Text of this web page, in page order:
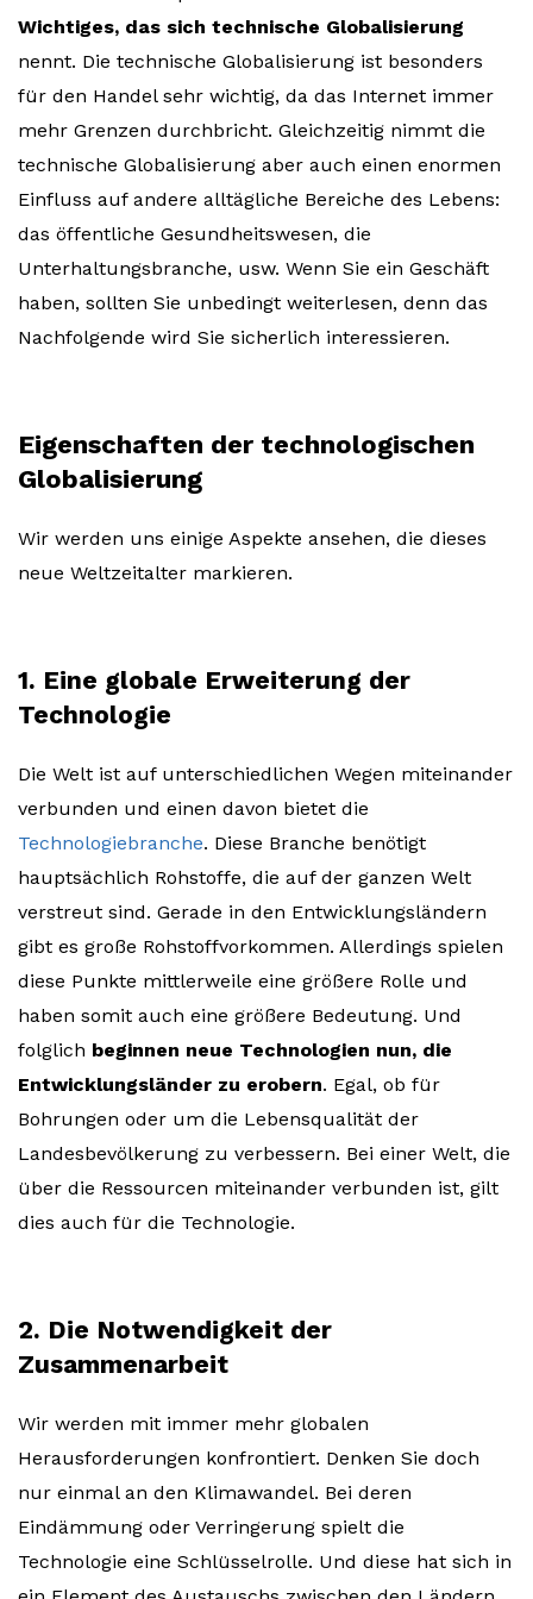
Wichtiges, das sich technische Globalisierung
nennt. Die technische Globalisierung ist besonders
für den Handel sehr wichtig, da das Internet immer
mehr Grenzen durchbricht. Gleichzeitig nimmt die
technische Globalisierung aber auch einen enormen
Einfluss auf andere alltägliche Bereiche des Lebens:
das öffentliche Gesundheitswesen, die
Unterhaltungsbranche, usw. Wenn Sie ein Geschäft
haben, sollten Sie unbedingt weiterlesen, denn das
Nachfolgende wird Sie sicherlich interessieren.
Eigenschaften der technologischen
Globalisierung
Wir werden uns einige Aspekte ansehen, die dieses
neue Weltzeitalter markieren.
1. Eine globale Erweiterung der
Technologie
Die Welt ist auf unterschiedlichen Wegen miteinander
verbunden und einen davon bietet die
Technologiebranche. Diese Branche benötigt
hauptsächlich Rohstoffe, die auf der ganzen Welt
verstreut sind. Gerade in den Entwicklungsländern
gibt es große Rohstoffvorkommen. Allerdings spielen
diese Punkte mittlerweile eine größere Rolle und
haben somit auch eine größere Bedeutung. Und
folglich beginnen neue Technologien nun, die
Entwicklungsländer zu erobern. Egal, ob für
Bohrungen oder um die Lebensqualität der
Landesbevölkerung zu verbessern. Bei einer Welt, die
über die Ressourcen miteinander verbunden ist, gilt
dies auch für die Technologie.
2. Die Notwendigkeit der
Zusammenarbeit
Wir werden mit immer mehr globalen
Herausforderungen konfrontiert. Denken Sie doch
nur einmal an den Klimawandel. Bei deren
Eindämmung oder Verringerung spielt die
Technologie eine Schlüsselrolle. Und diese hat sich in